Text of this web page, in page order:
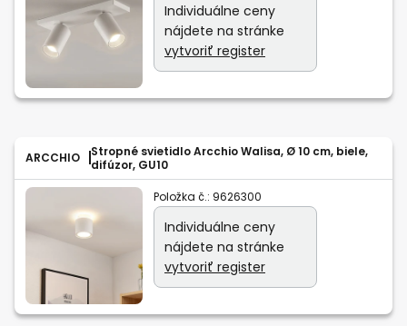
Individuálne ceny
nájdete na stránke
vytvoriť register
ARCCHIO
Stropné svietidlo Arcchio Walisa, Ø 10 cm, biele,
difúzor, GU10
Položka č.: 9626300
Individuálne ceny
nájdete na stránke
vytvoriť register